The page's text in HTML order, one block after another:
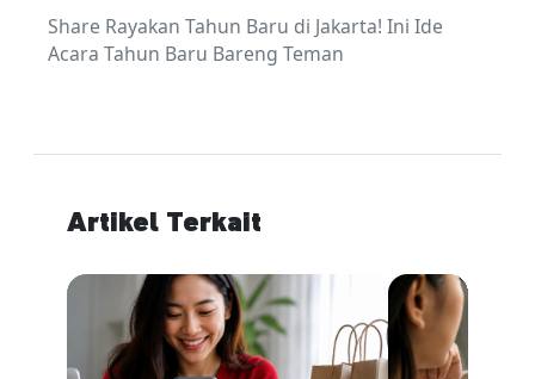
Share Rayakan Tahun Baru di Jakarta! Ini Ide
Acara Tahun Baru Bareng Teman
Artikel Terkait